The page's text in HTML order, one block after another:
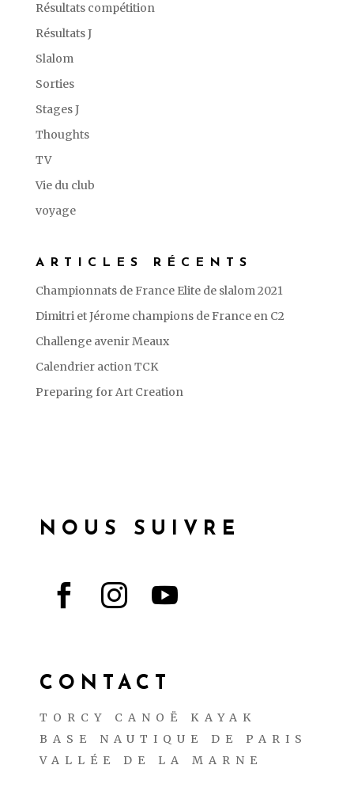
Résultats compétition
Résultats J
Slalom
Sorties
Stages J
Thoughts
TV
Vie du club
voyage
ARTICLES RÉCENTS
Championnats de France Elite de slalom 2021
Dimitri et Jérome champions de France en C2
Challenge avenir Meaux
Calendrier action TCK
Preparing for Art Creation
NOUS SUIVRE
  
CONTACT
TORCY CANOË KAYAK
BASE NAUTIQUE DE PARIS
VALLÉE DE LA MARNE